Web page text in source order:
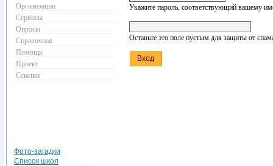
Укажите пароль, соответствующий вашему
Оставьте это поле пустым для защиты от
Организации
Сервисы
Опросы
Справочная
Помощь
Проект
Ссылки
Фото-загадки
Список школ